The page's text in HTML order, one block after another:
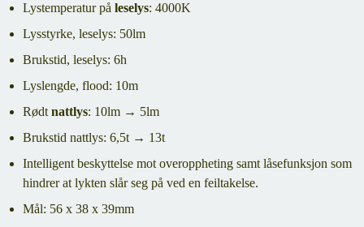
Lystemperatur på leselys: 4000K
Lysstyrke, leselys: 50lm
Brukstid, leselys: 6h
Lyslengde, flood: 10m
Rødt nattlys: 10lm → 5lm
Brukstid nattlys: 6,5t → 13t
Intelligent beskyttelse mot overoppheting samt låsefunksjon som
hindrer at lykten slår seg på ved en feiltakelse.
Mål: 56 x 38 x 39mm